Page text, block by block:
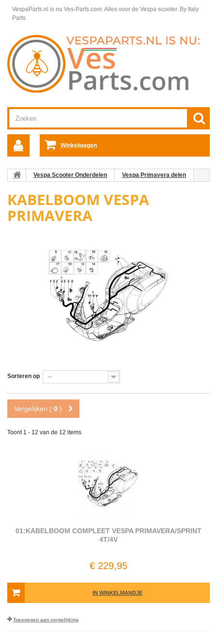
VespaParts.nl is nu Ves-Parts.com: Alles voor de Vespa scooter. By Italy
Parts
Winkelwagen
Vespa Scooter Onderdelen
Vespa Primavera delen
KABELBOOM VESPA
PRIMAVERA
Sorteren op --
Vergelijken ( 0 )
Toont 1 - 12 van de 12 items
01:KABELBOOM COMPLEET VESPA PRIMAVERA/SPRINT
4T/4V
€ 229,95
IN WINKELMANDJE
Toevoegen aan vergelijking